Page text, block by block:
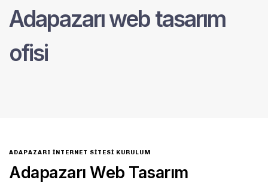
Adapazarı web tasarım
ofisi
ADAPAZARI İNTERNET SITESI KURULUM
Adapazarı Web Tasarım